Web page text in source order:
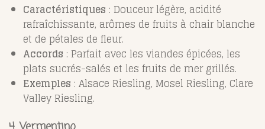
Caractéristiques : Douceur légère, acidité
rafraîchissante, arômes de fruits à chair blanche
et de pétales de fleur.
Accords : Parfait avec les viandes épicées, les
plats sucrés-salés et les fruits de mer grillés.
Exemples : Alsace Riesling, Mosel Riesling, Clare
Valley Riesling.